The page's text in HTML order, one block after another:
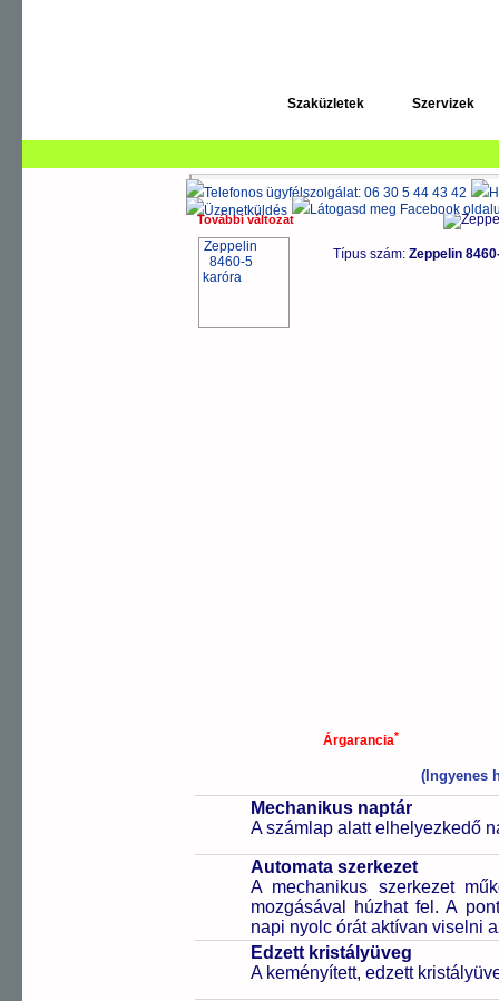
Szaküzletek Szervizek
Zeppelin órák> HERREN karórák>ATLANTIC
További változat
Típus szám: Zeppelin
Árgarancia*
(Ingyenes
Mechanikus naptár
A számlap alatt elhelyezkedő
Automata szerkezet
A mechanikus szerkezet
mozgásával húzhat fel. A
napi nyolc órát aktívan viselni
Edzett kristályüveg
A keményített, edzett